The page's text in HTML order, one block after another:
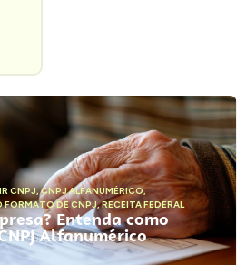
CNPJ,CNPJ ALFANUMÉRICO,
FORMATO DE CNPJ,RECEITA FEDERAL
Entenda como
Alfanumérico